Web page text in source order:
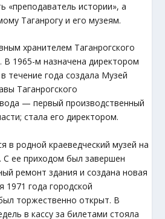
«преподаватель истории», а
Таганрогу и его музеям.
хранителем Таганрогского
В 1965-м назначена директором
течение года создала Музей
Таганрогского
— первый производственный
стала его директором.
в родной краеведческий музей на
С ее приходом был завершен
ремонт здания и создана новая
1971 года городской
торжественно открыт. В
в кассу за билетами стояла